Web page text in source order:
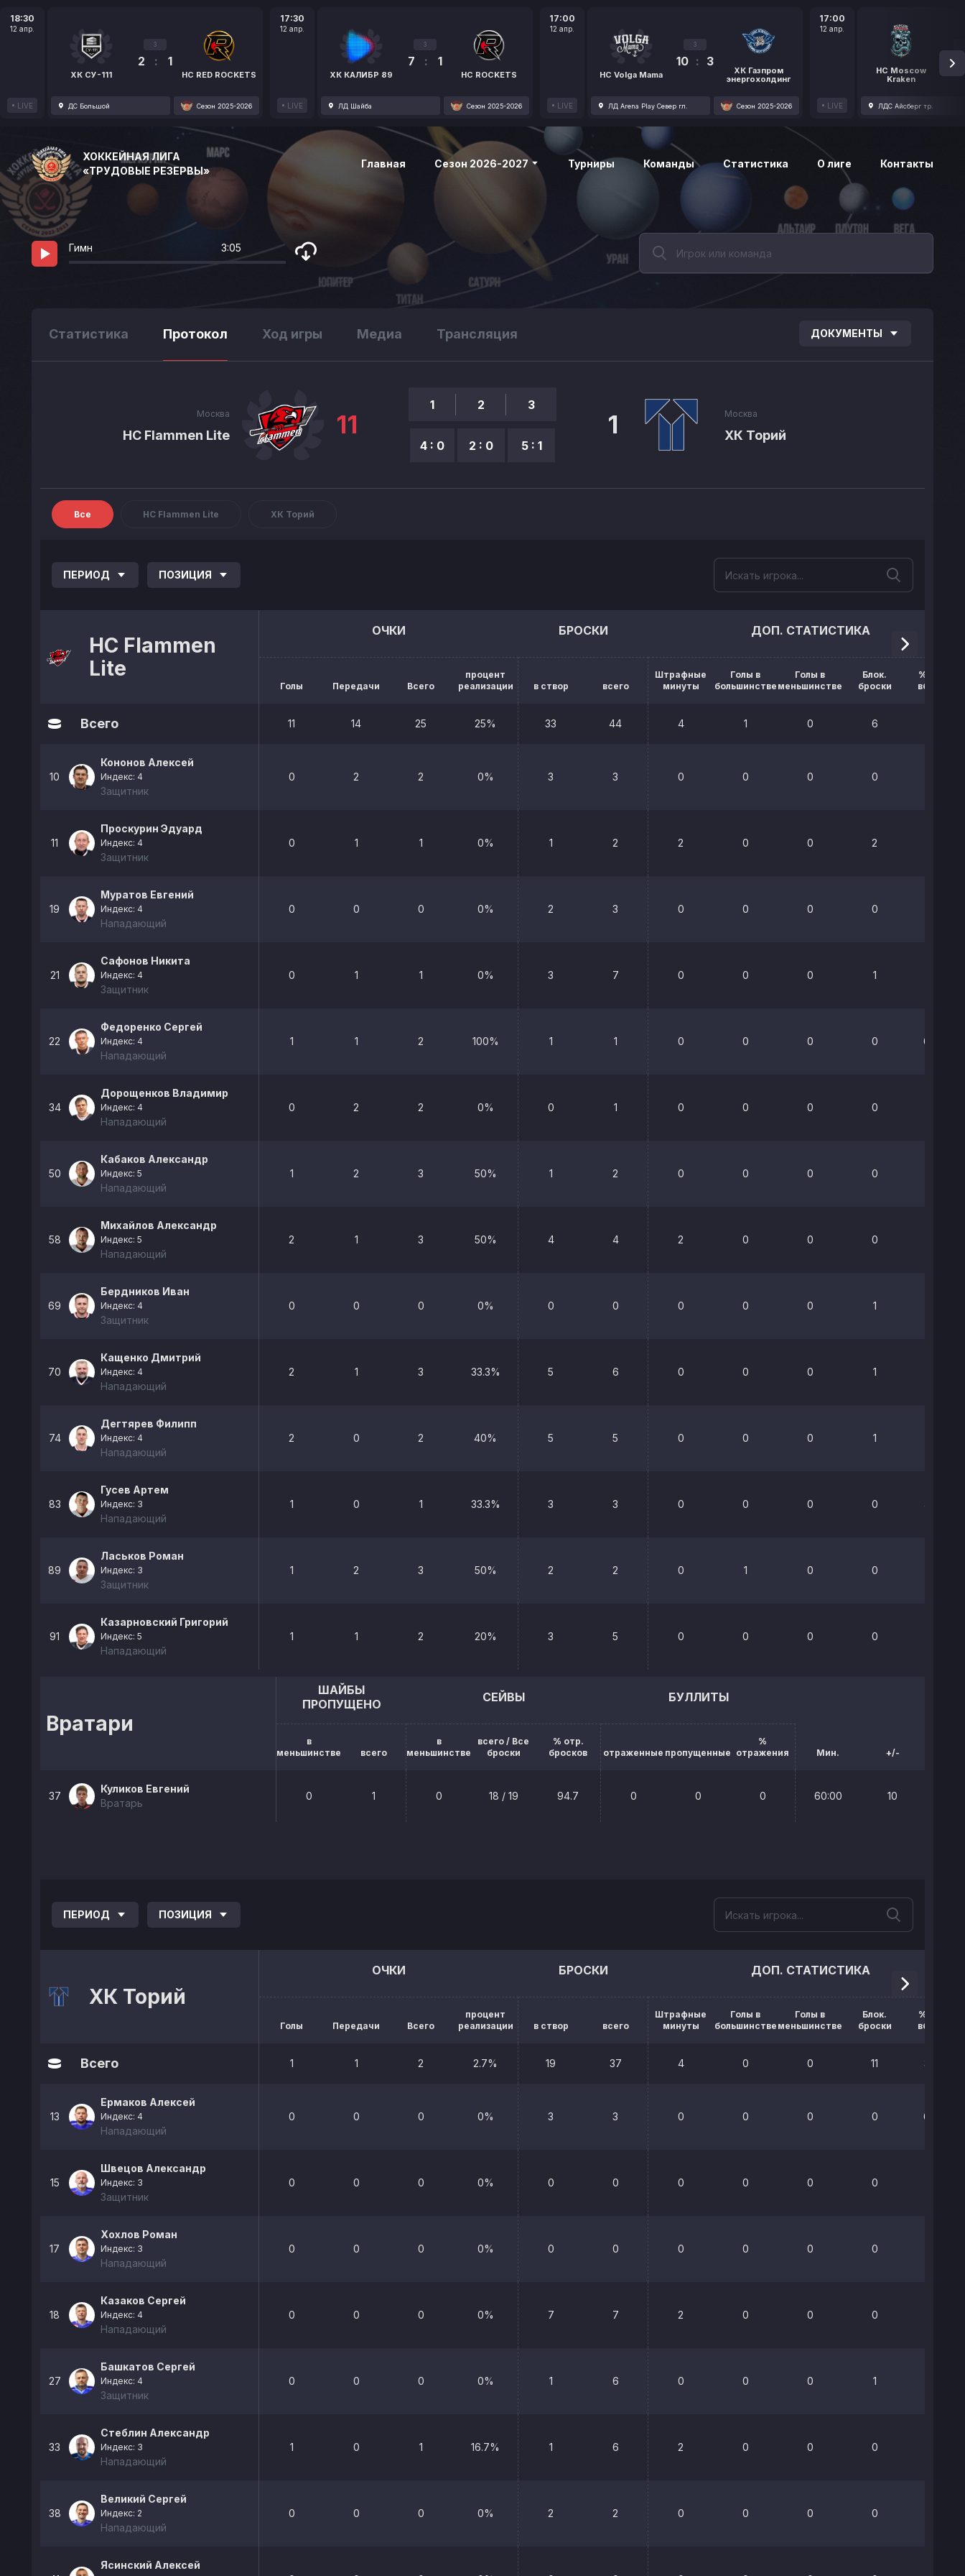
18:30
12 апр.
LIVE
ХК СУ-111
3
2 : 1
HC RED ROCKETS
ДС Большой Сезон 2025-2026
17:30
12 апр.
LIVE
ХК КАЛИБР 89
3
7 : 1
HC ROCKETS
ЛД Шайба Сезон 2025-2026
17:00
12 апр.
LIVE
HC Volga Mama
3
10 : 3
ХК Газпром
энергохолдинг
ЛД Arena Play Север гл. Сезон 2025-2026
17:00
12 апр.
LIVE
HC Moscow
Kraken
1
ЛДС Айсберг тр.
ХОККЕЙНАЯ ЛИГА
«ТРУДОВЫЕ РЕЗЕРВЫ»
Главная Сезон 2026-2027 Турниры Команды Статистика О лиге Контакты
Гимн 3:05
Статистика Протокол Ход игры Медиа Трансляция ДОКУМЕНТЫ
Москва
HC Flammen Lite 11
1
4 : 0
2
2 : 0
3
5 : 1
Москва
ХК Торий
1
Все HC Flammen Lite ХК Торий
ПЕРИОД ПОЗИЦИЯ
HC Flammen
Lite
ОЧКИ
Голы Передачи Всего
процент
реализации
БРОСКИ
в створ всего
ДОП. СТАТИСТИКА
Штрафные
минуты
Голы в
большинстве
Голы в
меньшинстве
Блок.
броски
% выигр.
вбрасыв.
Всего 11 14 25 25% 33 44 4 1 0 6
10
Кононов Алексей
Индекс: 4
Защитник
0 2 2 0% 3 3 0 0 0 0
11
Проскурин Эдуард
Индекс: 4
Защитник
0 1 1 0% 1 2 2 0 0 2
19
Муратов Евгений
Индекс: 4
Нападающий
0 0 0 0% 2 3 0 0 0 0
21
Сафонов Никита
Индекс: 4
Защитник
0 1 1 0% 3 7 0 0 0 1
22
Федоренко Сергей
Индекс: 4
Нападающий
1 1 2 100% 1 1 0 0 0 0 66.7%
34
Дорощенков Владимир
Индекс: 4
Нападающий
0 2 2 0% 0 1 0 0 0 0
50
Кабаков Александр
Индекс: 5
Нападающий
1 2 3 50% 1 2 0 0 0 0
58
Михайлов Александр
Индекс: 5
Нападающий
2 1 3 50% 4 4 2 0 0 0
69
Бердников Иван
Индекс: 4
Защитник
0 0 0 0% 0 0 0 0 0 1
70
Кащенко Дмитрий
Индекс: 4
Нападающий
2 1 3 33.3% 5 6 0 0 0 1
74
Дегтярев Филипп
Индекс: 4
Нападающий
2 0 2 40% 5 5 0 0 0 1
83
Гусев Артем
Индекс: 3
Нападающий
1 0 1 33.3% 3 3 0 0 0 0 42.9%
89
Ласьков Роман
Индекс: 3
Защитник
1 2 3 50% 2 2 0 1 0 0
91
Казарновский Григорий
Индекс: 5
Нападающий
1 1 2 20% 3 5 0 0 0 0
Вратари
ШАЙБЫ
ПРОПУЩЕНО
в
меньшинстве
всего
СЕЙВЫ
в
меньшинстве
всего / Все
броски
% отр.
бросков
БУЛЛИТЫ
отраженные пропущенные
%
отражения
Мин. +/-
37
Куликов Евгений
Вратарь
0 1 0 18 / 19 94.7 0 0 0 60:00 10
ПЕРИОД ПОЗИЦИЯ
ХК Торий
ОЧКИ
Голы Передачи Всего
процент
реализации
БРОСКИ
в створ всего
ДОП. СТАТИСТИКА
Штрафные
минуты
Голы в
большинстве
Голы в
меньшинстве
Блок.
броски
% выигр.
вбрасыв.
Всего 1 1 2 2.7% 19 37 4 0 0 11 38.6%
13
Ермаков Алексей
Индекс: 4
Нападающий
0 0 0 0% 3 3 0 0 0 0 66.7%
15
Швецов Александр
Индекс: 3
Защитник
0 0 0 0% 0 0 0 0 0 0
17
Хохлов Роман
Индекс: 3
Нападающий
0 0 0 0% 0 0 0 0 0 0
18
Казаков Сергей
Индекс: 4
Нападающий
0 0 0 0% 7 7 2 0 0 0
27
Башкатов Сергей
Индекс: 4
Защитник
0 0 0 0% 1 6 0 0 0 1
33
Стеблин Александр
Индекс: 3
Нападающий
1 0 1 16.7% 1 6 2 0 0 0
38
Великий Сергей
Индекс: 2
Нападающий
0 0 0 0% 2 2 0 0 0 0
Ясинский Алексей